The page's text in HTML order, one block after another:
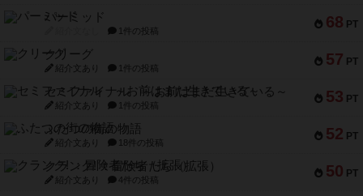
68 PT
パーミッド
1件の投稿
57 PT
クリーグ
紹介文あり 1件の投稿
53 PT
セミファイナル ～お前はまだ生きている～
紹介文あり 1件の投稿
52 PT
ふたつの街の物語
紹介文あり 18件の投稿
50 PT
クランク! ：冒険者たち（拡張）
紹介文あり 4件の投稿